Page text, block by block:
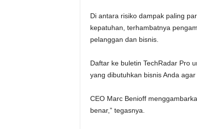
Di antara risiko dampak paling
kepatuhan, terhambatnya
pelanggan dan bisnis.
Daftar ke buletin TechRadar Pro
yang dibutuhkan bisnis Anda
CEO Marc Benioff
benar,” tegasnya.